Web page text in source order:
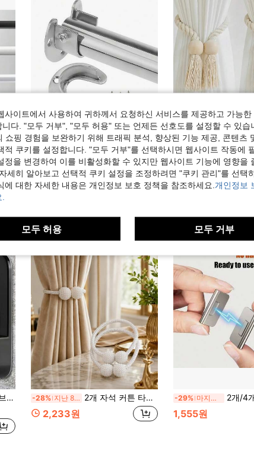
다. 모던 클래식 스타일 -30% 마지막 3일 1/2/4개 스테인리스 스틸 옷장 봉 브래킷, 중량 물품 옷장 봉 지지 브래킷, U자형 플랜지 봉 브래킷, 파이프, 옷장, 커튼 봉에 적합
2,176원
-25% 2개 마그네틱 커튼 타이백, 나무 술 커튼 버클 홀드백 창문용,
2,690원
필요
-28% 지난 8 시간 2개 자석 커튼 타이백, 폴리에스터 로프 소재, 모던 스타일, 가정 및 사무실 장식에 적합, 생일 및 졸업 선물 선택. (스타일 및 색상 랜덤)
2,233원
-29% 마지막 3일 2개/4개/8개/16개 자석 커튼 클립 드릴링 없
1,555원
사이트에서 사용하여 귀하께서 요청하신 서비스를 제공하고 가능한
다. "모두 거부", "모두 허용" 또는 언제든 선호도를 설정할 수 있습
쇼핑 경험을 보완하기 위해 트래픽 분석, 향상된 기능 제공, 콘텐츠
적 쿠키를 설정합니다. "모두 거부"를 선택하시면 웹사이트 작동에
정을 변경하여 이를 비활성화할 수 있지만 웹사이트 기능에 영향을
세히 알아보고 선택적 쿠키 설정을 조정하려면 "쿠키 관리"를 선택
대한 자세한 내용은 개인정보 보호 정책을 참조하세요. 개인정보
모두 허용 모두 거부